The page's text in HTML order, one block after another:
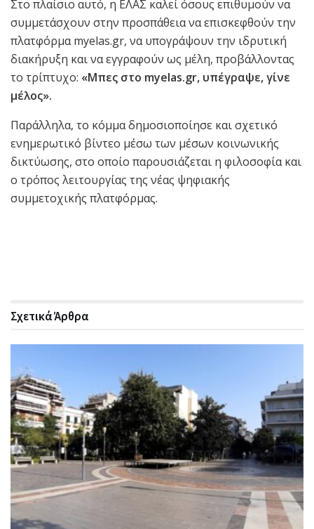
Στο πλαίσιο αυτό, η ΕΛΑΣ καλεί όσους επιθυμούν να
συμμετάσχουν στην προσπάθεια να επισκεφθούν την
πλατφόρμα myelas.gr, να υπογράψουν την ιδρυτική
διακήρυξη και να εγγραφούν ως μέλη, προβάλλοντας
το τρίπτυχο: «Μπες στο myelas.gr, υπέγραψε, γίνε
μέλος».
Παράλληλα, το κόμμα δημοσιοποίησε και σχετικό
ενημερωτικό βίντεο μέσω των μέσων κοινωνικής
δικτύωσης, στο οποίο παρουσιάζεται η φιλοσοφία και
ο τρόπος λειτουργίας της νέας ψηφιακής
συμμετοχικής πλατφόρμας.
ΣχετικάΆρθρα